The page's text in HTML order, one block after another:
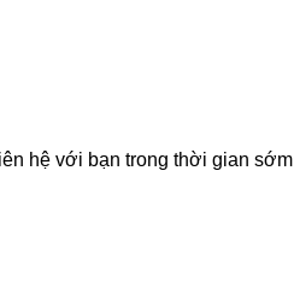
hệ với bạn trong thời gian sớm